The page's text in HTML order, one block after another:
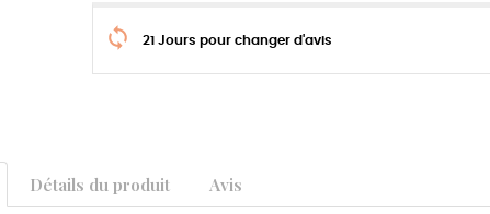
21 Jours pour changer d'avis
Détails du produit Avis